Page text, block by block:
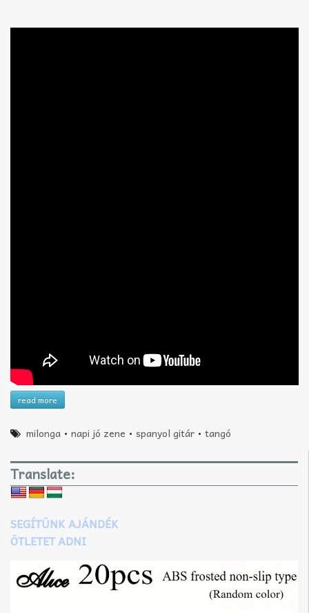
read more
milonga •napi jó zene •spanyol gitár •tangó
Translate:
SEGÍTÜNK AJÁNDÉK
ÖTLETET ADNI